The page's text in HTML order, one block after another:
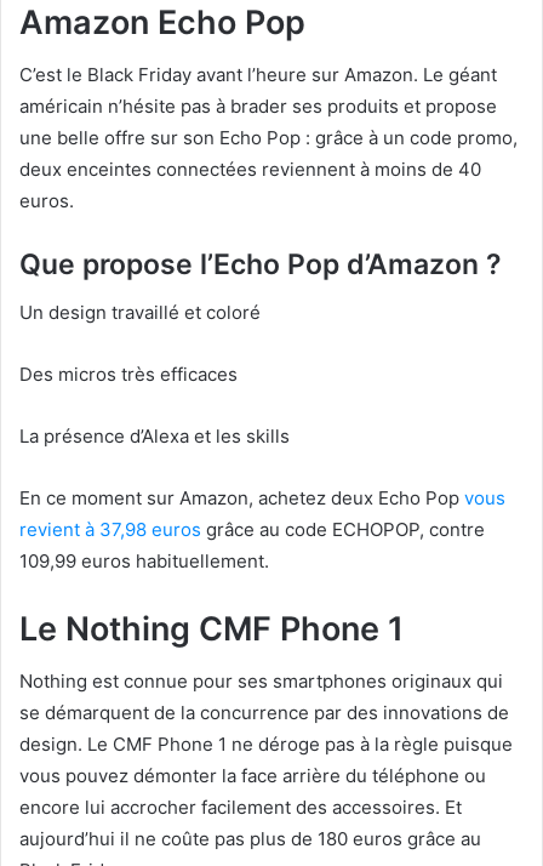
Amazon Echo Pop
C’est le Black Friday avant l’heure sur Amazon. Le géant
américain n’hésite pas à brader ses produits et propose
une belle offre sur son Echo Pop : grâce à un code promo,
deux enceintes connectées reviennent à moins de 40
euros.
Que propose l’Echo Pop d’Amazon ?
Un design travaillé et coloré
Des micros très efficaces
La présence d’Alexa et les skills
En ce moment sur Amazon, achetez deux Echo Pop vous
revient à 37,98 euros grâce au code ECHOPOP, contre
109,99 euros habituellement.
Le Nothing CMF Phone 1
Nothing est connue pour ses smartphones originaux qui
se démarquent de la concurrence par des innovations de
design. Le CMF Phone 1 ne déroge pas à la règle puisque
vous pouvez démonter la face arrière du téléphone ou
encore lui accrocher facilement des accessoires. Et
aujourd’hui il ne coûte pas plus de 180 euros grâce au